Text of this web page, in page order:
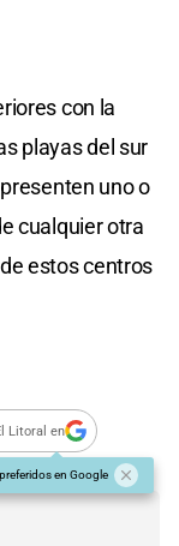
con la
playas del sur
uno o
cualquier otra
estos centros
Litoral en
en Google